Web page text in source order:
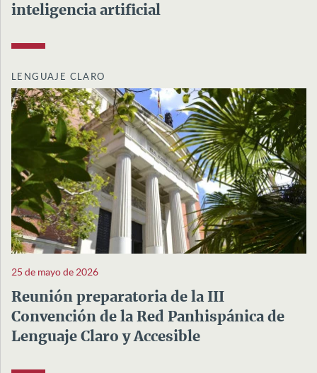
inteligencia artificial
LENGUAJE CLARO
25 de mayo de 2026
Reunión preparatoria de la III
Convención de la Red Panhispánica de
Lenguaje Claro y Accesible